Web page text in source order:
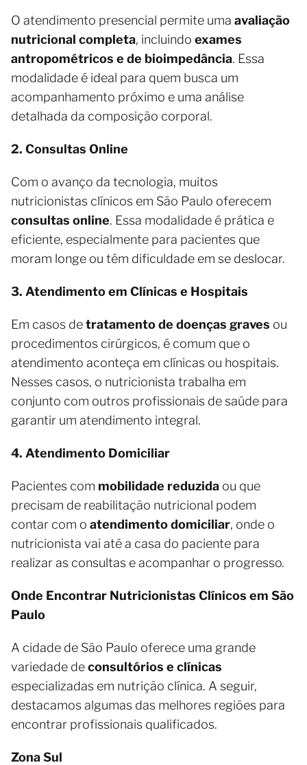
O atendimento presencial permite uma avaliação
nutricional completa, incluindo exames
antropométricos e de bioimpedância. Essa
modalidade é ideal para quem busca um
acompanhamento próximo e uma análise
detalhada da composição corporal.
2. Consultas Online
Com o avanço da tecnologia, muitos
nutricionistas clínicos em São Paulo oferecem
consultas online. Essa modalidade é prática e
eficiente, especialmente para pacientes que
moram longe ou têm dificuldade em se deslocar.
3. Atendimento em Clínicas e Hospitais
Em casos detratamento de doenças graves ou
procedimentos cirúrgicos, é comum que o
atendimento aconteça em clínicas ou hospitais.
Nesses casos, o nutricionista trabalha em
conjunto com outros profissionais de saúde para
garantir um atendimento integral.
4. Atendimento Domiciliar
Pacientes com mobilidade reduzida ou que
precisam de reabilitação nutricional podem
contar com o atendimento domiciliar, onde o
nutricionista vai até a casa do paciente para
realizar as consultas e acompanhar o progresso.
Onde Encontrar Nutricionistas Clínicos em São
Paulo
A cidade de São Paulo oferece uma grande
variedade deconsultórios e clínicas
especializadas em nutrição clínica. A seguir,
destacamos algumas das melhores regiões para
encontrar profissionais qualificados.
Zona Sul